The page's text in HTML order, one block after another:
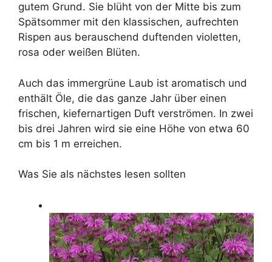
gutem Grund. Sie blüht von der Mitte bis zum
Spätsommer mit den klassischen, aufrechten
Rispen aus berauschend duftenden violetten,
rosa oder weißen Blüten.
Auch das immergrüne Laub ist aromatisch und
enthält Öle, die das ganze Jahr über einen
frischen, kiefernartigen Duft verströmen. In zwei
bis drei Jahren wird sie eine Höhe von etwa 60
cm bis 1 m erreichen.
Was Sie als nächstes lesen sollten